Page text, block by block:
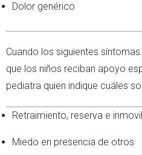
Dolor genérico
Cuando los siguientes
que los niños reciban apoyo
pediatra quien indique cuáles
Retraimiento, reserva e
Miedo en presencia de otros